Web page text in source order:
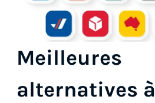
Meilleures
alternatives à